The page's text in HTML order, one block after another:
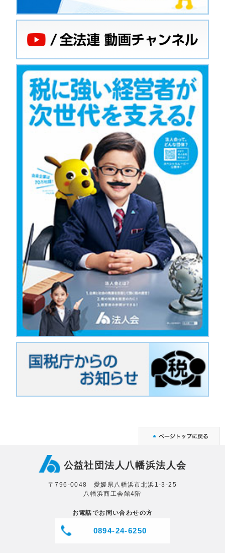
公益社団法人八幡浜法人会
〒796-0048 愛媛県八幡浜市北浜1-3-25
八幡浜商工会館4階
お電話でお問い合わせの方
0894-24-6250